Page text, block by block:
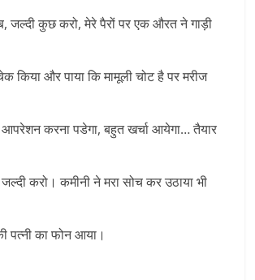
जल्दी कुछ करो, मेरे पैरों पर एक औरत ने गाड़ी
किया और पाया कि मामूली चोट है पर मरीज
आपरेशन करना पडेगा, बहुत खर्चा आयेगा… तैयार
करो। कमीनी ने मरा सोच कर उठाया भी
पत्नी का फोन आया।